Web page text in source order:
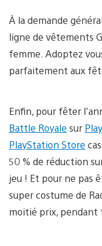
À la demande
ligne de vêtements
femme. Adoptez
parfaitement aux
Enfin, pour fêter
Battle Royale sur
PlayStation Store
50 % de réduction
jeu ! Et pour ne pas
super costume de
moitié prix, pendant